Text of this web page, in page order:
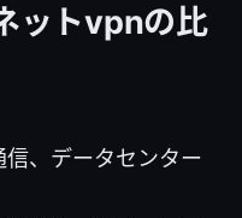
ットvpnの比
、データセンター